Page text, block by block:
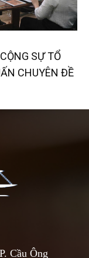
SỰ TỔ
CHUYÊN ĐỀ
Cầu Ông